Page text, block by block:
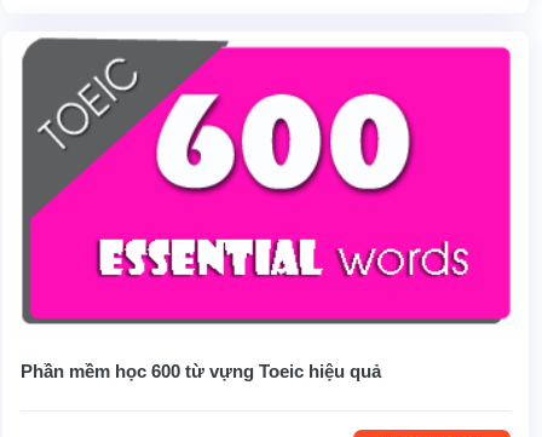
Phần mềm học 600 từ vựng Toeic hiệu quả